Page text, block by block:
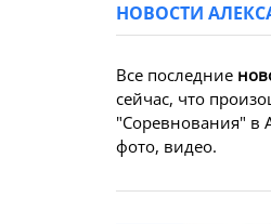
НОВОСТИ
Все последние
сейчас, что
"Соревнования" в
фото, видео.